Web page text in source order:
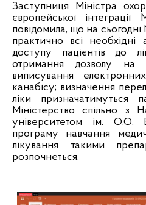
Заступниця Міністра
європейської
повідомила, що на
практично всі необхідні
доступу пацієнтів до
отримання дозволу на
виписування
канабісу; визначення
ліки призначатимуться
Міністерство спільно з
університетом ім. О.О.
програму навчання
лікування такими
розпочнеться.